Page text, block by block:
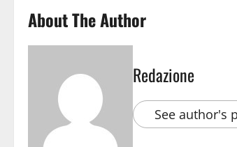
About The Author
Redazione
See author's